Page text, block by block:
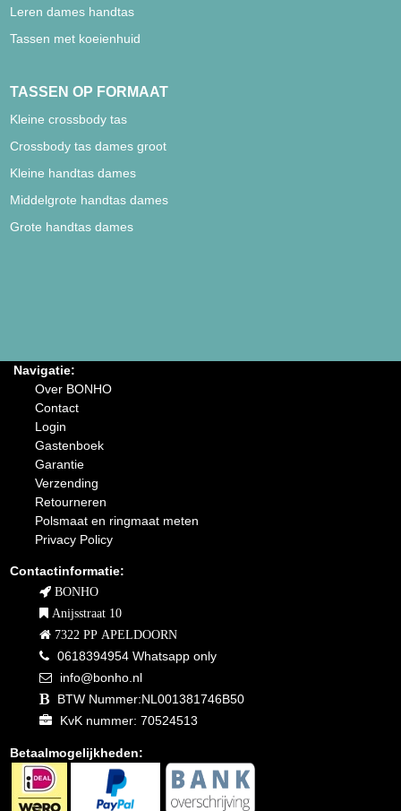
Leren dames handtas
Tassen met koeienhuid
TASSEN OP FORMAAT
Kleine crossbody tas
Crossbody tas dames groot
Kleine handtas dames
Middelgrote handtas dames
Grote handtas dames
Navigatie:
Over BONHO
Contact
Login
Gastenboek
Garantie
Verzending
Retourneren
Polsmaat en ringmaat meten
Privacy Policy
Contactinformatie:
BONHO
Anijsstraat 10
7322 PP APELDOORN
0618394954 Whatsapp only
info@bonho.nl
BTW Nummer:NL001381746B50
KvK nummer: 70524513
Betaalmogelijkheden: